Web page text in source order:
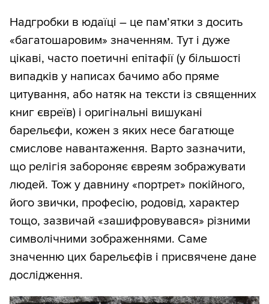
Надгробки в юдаїці – це пам’ятки з досить
«багатошаровим» значенням. Тут і дуже
цікаві, часто поетичні епітафії (у більшості
випадків у написах бачимо або пряме
цитування, або натяк на тексти із священних
книг євреїв) і оригінальні вишукані
барельєфи, кожен з яких несе багатюще
смислове навантаження. Варто зазначити,
що релігія забороняє євреям зображувати
людей. Тож у давнину «портрет» покійного,
його звички, професію, родовід, характер
тощо, зазвичай «зашифровувався» різними
символічними зображеннями. Саме
значенню цих барельєфів і присвячене дане
дослідження.